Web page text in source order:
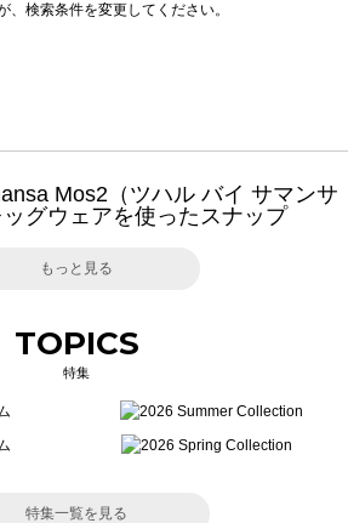
、検索条件を変更してください。
Mos2（ツハル バイ サマンサ
グウェアを使ったスナップ
もっと見る
TOPICS
特集
特集一覧を見る